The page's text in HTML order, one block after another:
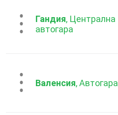
...Гандия, Централна
автогара
...Валенсия, Автогара